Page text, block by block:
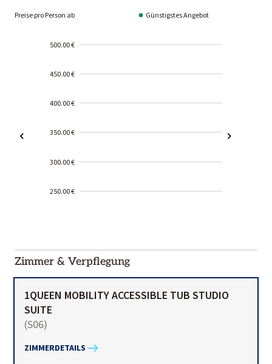
Preise pro Person ab Günstigstes Angebot
500.00 €
450.00 €
400.00 €
350.00 €
300.00 €
250.00 €
01-02
Zimmer & Verpflegung
1QUEEN MOBILITY ACCESSIBLE TUB STUDIO
SUITE
(S06)
ZIMMERDETAILS